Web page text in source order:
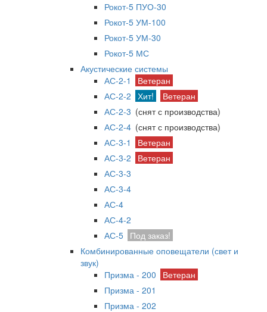
Рокот-5 ПУО-30
Рокот-5 УМ-100
Рокот-5 УМ-30
Рокот-5 МС
Акустические системы
АС-2-1
Ветеран
АС-2-2 Хит!
Ветеран
АС-2-3 (снят с производства)
АС-2-4 (снят с производства)
АС-3-1
Ветеран
АС-3-2
Ветеран
АС-3-3
АС-3-4
АС-4
АС-4-2
АС-5 Под заказ!
Комбинированные оповещатели (свет и
звук)
Призма - 200
Ветеран
Призма - 201
Призма - 202